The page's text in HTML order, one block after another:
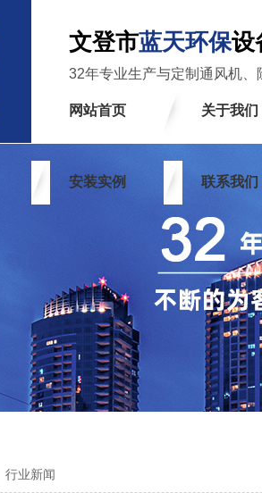
文登市蓝天环保设
32年专业生产与定制通风机、
网站首页 关于我们
安装实例 联系我们
行业新闻